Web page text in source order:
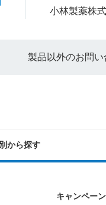
小林製薬株
製品以外のお問い
から探す
キャンペー